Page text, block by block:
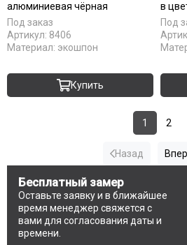
алюминиевая чёрная
Под заказ
Артикул: 8406
Материал: экошпон
Купить
в
Под
Назад
1 2
Бесплатный замер
Оставьте заявку и в ближайшее
время менеджер свяжется с
вами для согласования даты и
времени.